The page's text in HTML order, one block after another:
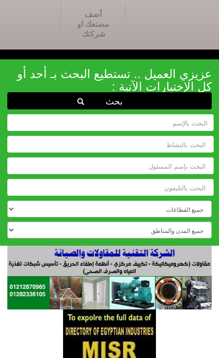
أضف
مصنعك او
شركتك
عزيزي العميل .. تستطيع البحث بـ أحد أو
كل الإختيارات الآتية :